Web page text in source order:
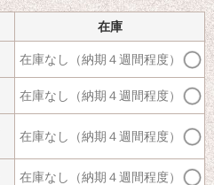
在庫
在庫なし（納期４週間程度）
在庫なし（納期４週間程度）
在庫なし（納期４週間程度）
在庫なし（納期４週間程度）